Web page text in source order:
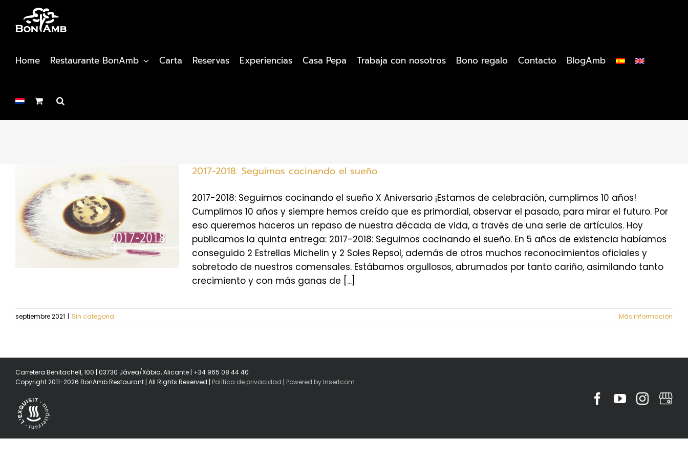
contenido
Home Restaurante BonAmb Carta Reservas Experiencias Casa Pepa Trabaja con nosotros Bono regalo Contacto BlogAmb
2017-2018: Seguimos cocinando el sueño
2017-2018: Seguimos cocinando el sueño X Aniversario ¡Estamos de celebración, cumplimos 10 años!
Cumplimos 10 años y siempre hemos creído que es primordial, observar el pasado, para mirar el futuro. Por
eso queremos haceros un repaso de nuestra década de vida, a través de una serie de artículos. Hoy
publicamos la quinta entrega: 2017-2018: Seguimos cocinando el sueño. En 5 años de existencia habíamos
conseguido 2 Estrellas Michelin y 2 Soles Repsol, además de otros muchos reconocimientos oficiales y
sobretodo de nuestros comensales. Estábamos orgullosos, abrumados por tanto cariño, asimilando tanto
crecimiento y con más ganas de [...]
septiembre 2021 | Sin categoria Más información
Carretera Benitachell, 100 | 03730 Jávea/Xàbia, Alicante | +34 965 08 44 40
Copyright 2011-2026 BonAmb Restaurant | All Rights Reserved | Política de privacidad | Powered by Insertcom
Facebook
YouTube